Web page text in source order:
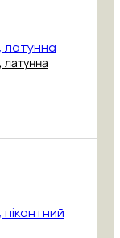
латунна